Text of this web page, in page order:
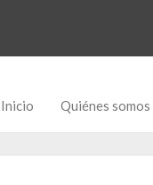
Inicio Quiénes somos